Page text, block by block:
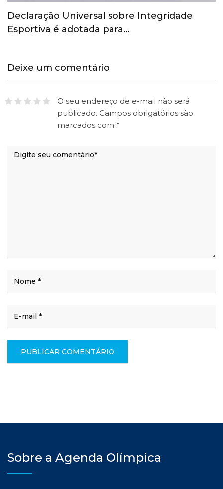
Declaração Universal sobre Integridade
Esportiva é adotada para…
Deixe um comentário
O seu endereço de e-mail não será
publicado. Campos obrigatórios são
marcados com *
Sobre a Agenda Olímpica